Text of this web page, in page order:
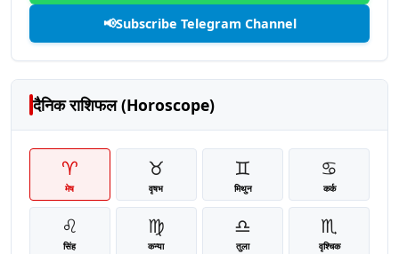
📢Subscribe Telegram Channel
दैनिक राशिफल (Horoscope)
♈
मेष
♉
वृषभ
♊
मिथुन
♋
कर्क
♌
सिंह
♍
कन्या
♎
तुला
♏
वृश्चिक